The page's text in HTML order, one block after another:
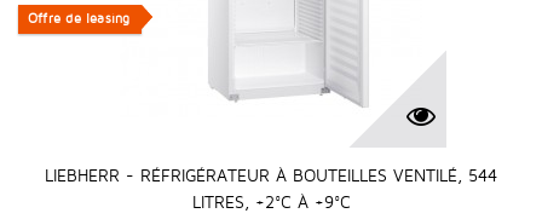
Offre de leasing
Offre de leasing
LIEBHERR - RÉFRIGÉRATEUR À BOUTEILLES VENTILÉ, 544
LITRES, +2°C À +9°C